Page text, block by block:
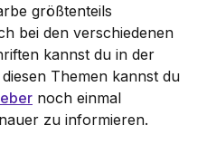
größtenteils
bei den verschiedenen
kannst du in der
Themen kannst du
noch einmal
zu informieren.